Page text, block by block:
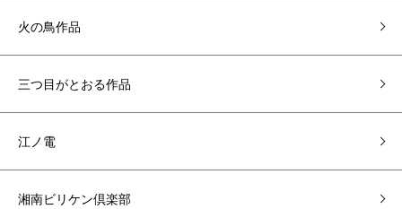
火の鳥作品
三つ目がとおる作品
江ノ電
湘南ビリケン倶楽部